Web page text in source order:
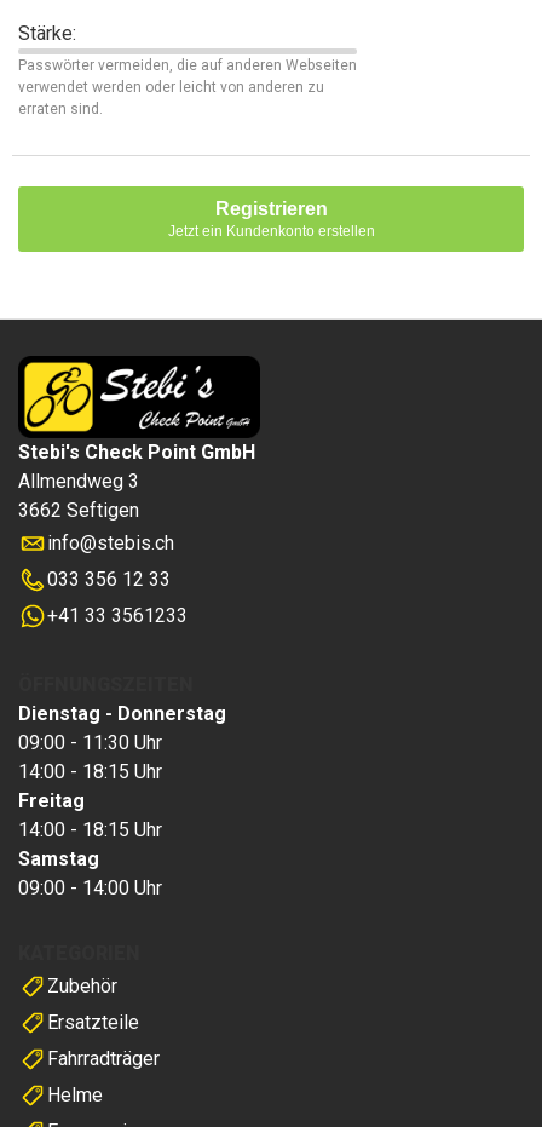
Stärke:
Passwörter vermeiden, die auf anderen Webseiten
verwendet werden oder leicht von anderen zu
erraten sind.
Registrieren
Jetzt ein Kundenkonto erstellen
Stebi's Check Point GmbH
Allmendweg 3
3662 Seftigen
info@stebis.ch
033 356 12 33
+41 33 3561233
Zubehör
Ersatzteile
Fahrradträger
Helme
Dienstag - Donnerstag
09:00 - 11:30 Uhr
14:00 - 18:15 Uhr
Freitag
14:00 - 18:15 Uhr
Samstag
09:00 - 14:00 Uhr